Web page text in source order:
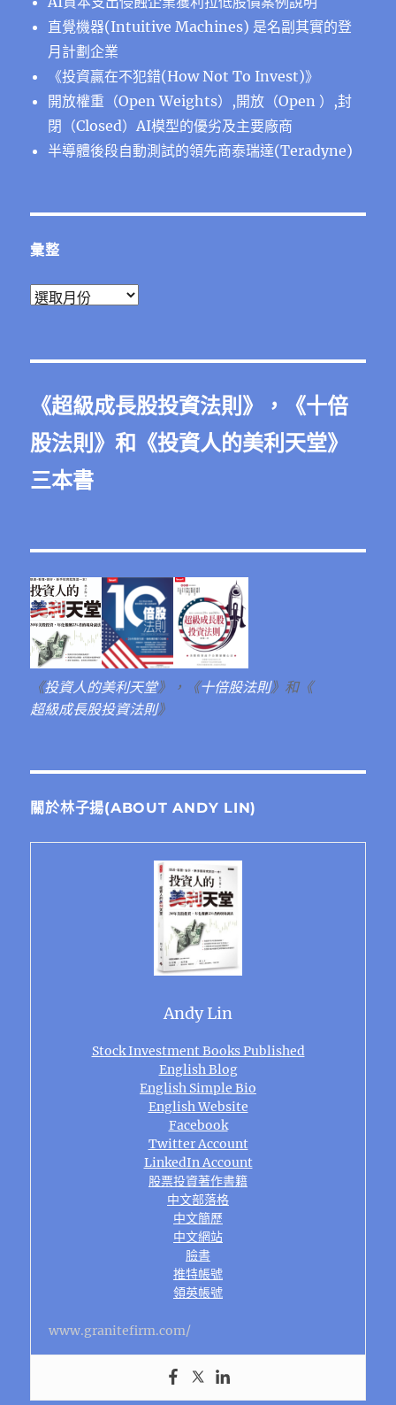
直覺機器(Intuitive Machines) 是名副其實的登
月計劃企業
《投資贏在不犯錯(How Not To Invest)》
開放權重（Open Weights）,開放（Open ）,封
閉（Closed）AI模型的優劣及主要廠商
半導體後段⾃動測試的領先商泰瑞達(Teradyne)
彙整
彙
《超級成長股投資法則 》，《十倍
股法則 》和《投資人的美利天堂》
三本書
《投資人的美利天堂》，《十倍股法則》和《
超級成長股投資法則》
關於林子揚(ABOUT ANDY LIN)
Andy Lin
Stock Investment Books Published
English Blog
English Simple Bio
English Website
Facebook
Twitter Account
LinkedIn Account
股票投資著作書籍
中文部落格
中文簡歷
中文網站
臉書
推特帳號
領英帳號
www.granitefirm.com/